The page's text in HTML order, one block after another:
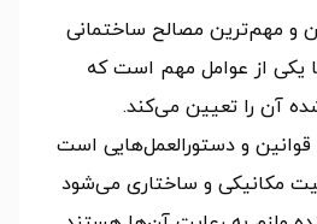
و مهم‌ترین مصالح ساختمانی
یکی از عوامل مهم است که
آن را تعیین می‌کند.
قوانین و دستورالعمل‌هایی است
مکانیکی و ساختاری می‌شود